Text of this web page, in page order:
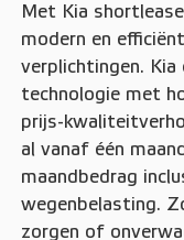
Met Kia
modern en
verplichtingen.
technologie met
prijs-
al vanaf één
maandbedrag
wegenbelasting.
zorgen of